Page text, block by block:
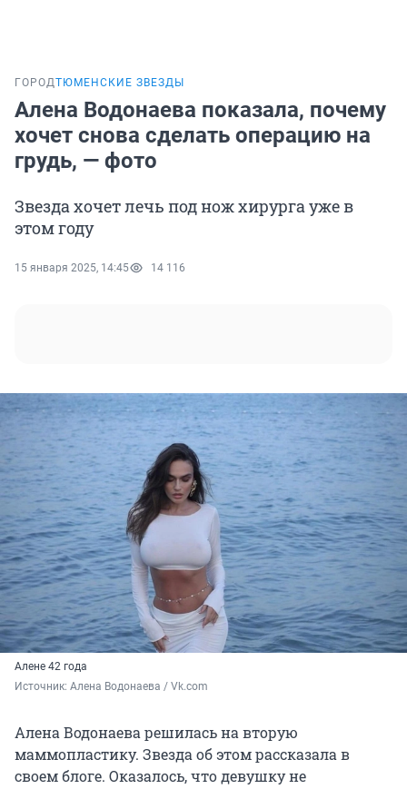
ГОРОДТЮМЕНСКИЕ ЗВЕЗДЫ
Алена Водонаева показала, почему
хочет снова сделать операцию на
грудь, — фото
Звезда хочет лечь под нож хирурга уже в
этом году
15 января 2025, 14:45 14 116
Алене 42 года
Источник: Алена Водонаева / Vk.com
Алена Водонаева решилась на вторую
маммопластику. Звезда об этом рассказала в
своем блоге. Оказалось, что девушку не